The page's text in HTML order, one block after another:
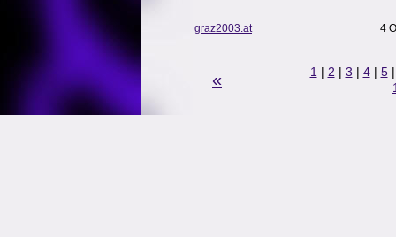
graz2003.at 4
« 1 | 2 | 3 | 4| 5